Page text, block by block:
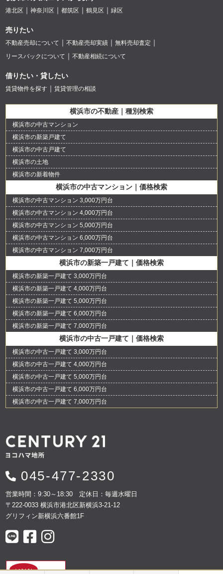
港北区 神奈川区 都筑区 鶴見区 緑区
売りたい
不動産売却について 不動産売却実績
無料売却査定
リースバックについて
不動産相続について
借りたい・貸したい
賃貸物件を探す 賃貸管理の相談
横浜市の不動産｜種別検索
横浜市の中古マンション
横浜市の新築戸建て
横浜市の中古戸建て
横浜市の土地
横浜市の新着物件
横浜市の中古マンション｜価格検索
横浜市の中古マンション 3,000万円台
横浜市の中古マンション 4,000万円台
横浜市の中古マンション 5,000万円台
横浜市の中古マンション 6,000万円台
横浜市の中古マンション 7,000万円台
横浜市の新築一戸建て｜価格検索
横浜市の新築一戸建て 3,000万円台
横浜市の新築一戸建て 4,000万円台
横浜市の新築一戸建て 5,000万円台
横浜市の新築一戸建て 6,000万円台
横浜市の新築一戸建て 7,000万円台
横浜市の中古一戸建て｜価格検索
横浜市の中古一戸建て 3,000万円台
横浜市の中古一戸建て 4,000万円台
横浜市の中古一戸建て 5,000万円台
横浜市の中古一戸建て 6,000万円台
横浜市の中古一戸建て 7,000万円台
045-477-2330
営業時間：9:30～18:30 定休日：毎週水曜日
〒222-0033 横浜市港北区新横浜3-21-12
グリフィン新横浜六番館1F